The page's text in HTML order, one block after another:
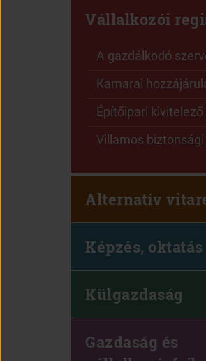
Vállalkozói
A gazdálkodó
Kamarai
Építőipari
Villamos
Alternatív
Képzés, oktatás
Külgazdaság
Gazdaság és